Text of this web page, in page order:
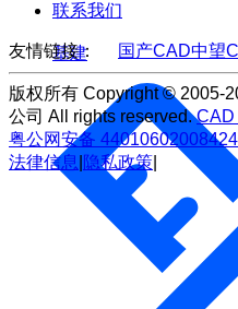
基建
联系我们
友情链接： 国产CAD中望
版权所有 Copyright © 2005-
公司 All rights reserved. CAD
粤公网安备
法律信息 隐私政策